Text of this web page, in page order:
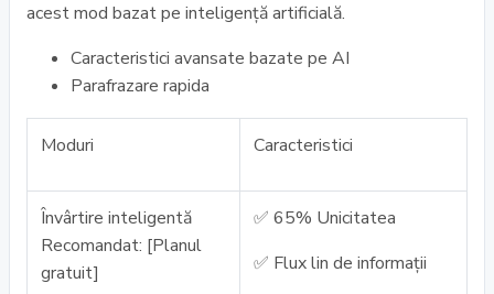
acest mod bazat pe inteligenţă artificială.
Caracteristici avansate bazate pe AI
Parafrazare rapida
Moduri Caracteristici
Învârtire inteligentă
Recomandat: [Planul
gratuit]
✅ 65% Unicitatea
✅ Flux lin de informații